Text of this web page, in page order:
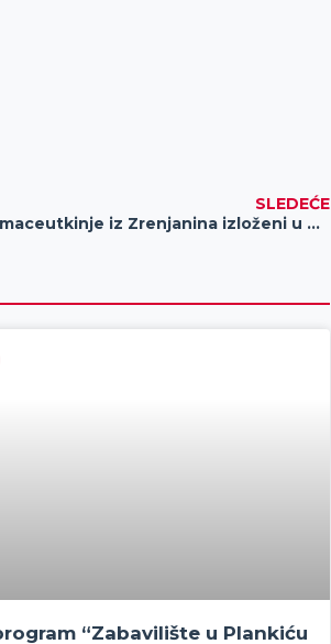
SLEDEĆE
Crteži farmaceutkinje iz Zrenjanina izloženi u Beogradu
“Zabavilište u Plankiću